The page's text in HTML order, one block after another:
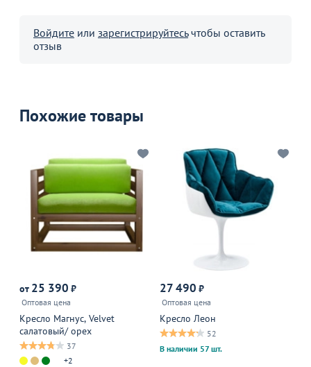
Войдите или зарегистрируйтесьчтобы оставить
отзыв
Похожие товары
от 25 390 ₽
Оптовая цена
Кресло Магнус, Velvet
салатовый/ орех
37
+2
27 490 ₽
Оптовая цена
Кресло Леон
52
В наличии 57 шт.